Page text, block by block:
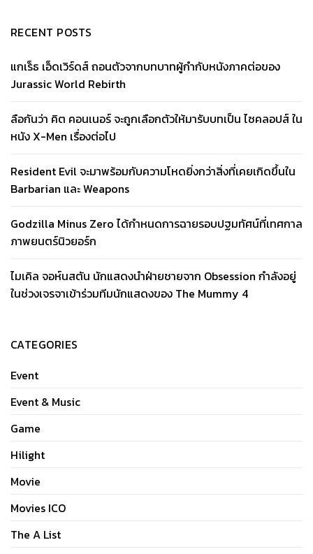
RECENT POSTS
แกเร็ธ เอ็ดเวิร์ดส์ ถอนตัวจากบทบาทผู้กำกับหนังภาคต่อของ
Jurassic World Rebirth
ลือกันว่า คิต คอนเนอร์ จะถูกเลือกตัวให้มารับบทเป็น ไซคลอปส์ ใน
หนัง X-Men เรื่องต่อไป
Resident Evil จะมาพร้อมกับความโหดยิ่งกว่าสิ่งที่เคยเกิดขึ้นใน
Barbarian และ Weapons
Godzilla Minus Zero ได้กำหนดการฉายรอบปฐมทัศน์ที่เทศกาล
ภาพยนตร์นิวยอร์ก
ไมเคิล จอห์นสตัน นักแสดงนำฝ่ายชายจาก Obsession กำลังอยู่
ในช่วงเจรจาเข้าร่วมทีมนักแสดงของ The Mummy 4
CATEGORIES
Event
Event & Music
Game
Hilight
Movie
Movies ICO
The A List